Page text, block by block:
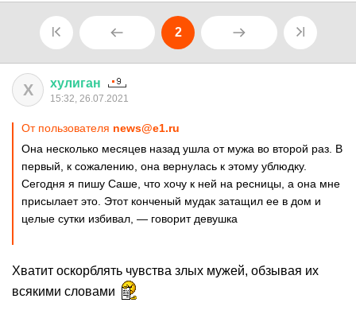
2
Х хулиган
15:32, 26.07.2021
От пользователя news@e1.ru
Она несколько месяцев назад ушла от мужа во второй раз. В
первый, к сожалению, она вернулась к этому ублюдку.
Сегодня я пишу Саше, что хочу к ней на ресницы, а она мне
присылает это. Этот конченый мудак затащил ее в дом и
целые сутки избивал, — говорит девушка
Хватит оскорблять чувства злых мужей, обзывая их
всякими словами